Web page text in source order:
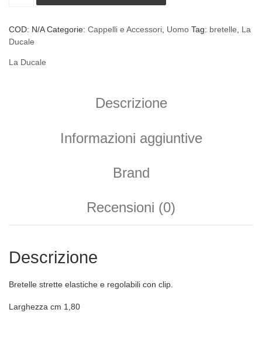
COD: N/A Categorie: Cappelli e Accessori Uomo Tag: bretelle
La
Ducale
La Ducale
Descrizione
Informazioni aggiuntive
Brand
Recensioni (0)
Descrizione
Bretelle strette elastiche e regolabili con clip.
Larghezza cm 1,80